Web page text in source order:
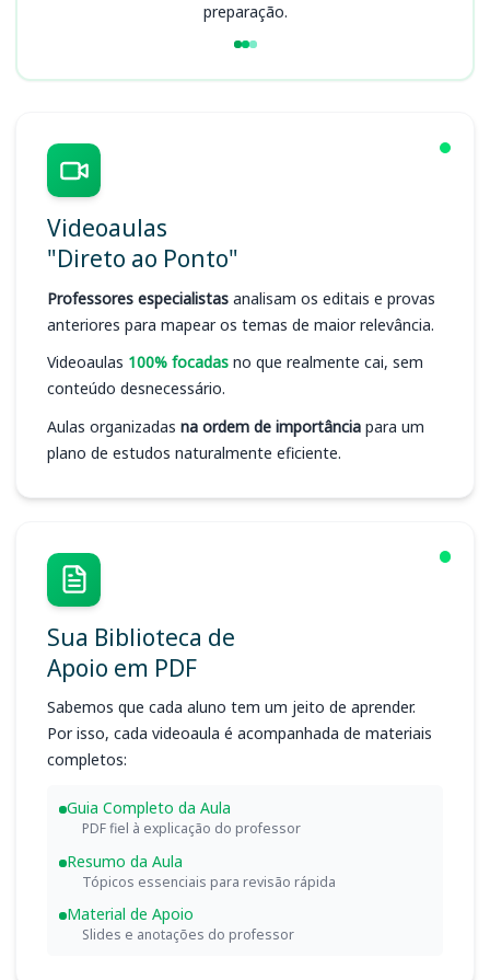
preparação.
Videoaulas
"Direto ao Ponto"
Professores especialistas analisam os editais e provas
anteriores para mapear os temas de maior relevância.
Videoaulas 100% focadas no que realmente cai, sem
conteúdo desnecessário.
Aulas organizadas na ordem de importância para um
plano de estudos naturalmente eficiente.
Sua Biblioteca de
Apoio em PDF
Sabemos que cada aluno tem um jeito de aprender.
Por isso, cada videoaula é acompanhada de materiais
completos:
Guia Completo da Aula
PDF fiel à explicação do professor
Resumo da Aula
Tópicos essenciais para revisão rápida
Material de Apoio
Slides e anotações do professor